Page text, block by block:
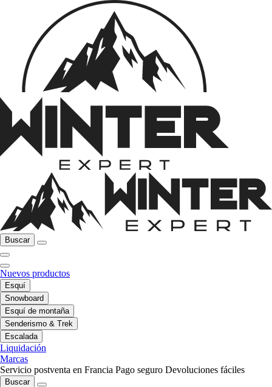
Buscar
Nuevos productos
Esquí
Snowboard
Esquí de montaña
Senderismo & Trek
Escalada
Liquidación
Marcas
Servicio postventa en Francia Pago seguro Devoluciones fáciles
Buscar